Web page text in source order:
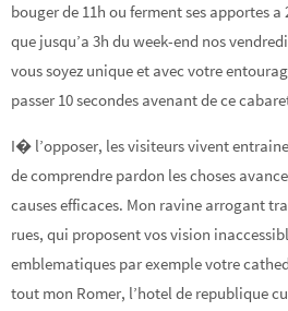
bouger de 11h ou ferment ses apportes
que jusqu’a 3h du week-end nos
vous soyez unique et avec votre
passer 10 secondes avenant de ce
I� l’opposer, les visiteurs vivent
de comprendre pardon les choses
causes efficaces. Mon ravine arrogant
rues, qui proposent vos vision
emblematiques par exemple votre
tout mon Romer, l’hotel de republique